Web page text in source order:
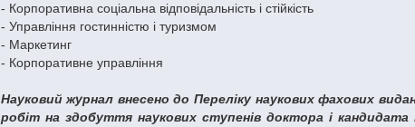
- Корпоративна соціальна відповідальність і стійкість
- Управління гостинністю і туризмом
- Маркетинг
- Корпоративне управління
Науковий журнал внесено до Переліку наукових фахових
робіт на здобуття наукових ступенів доктора і